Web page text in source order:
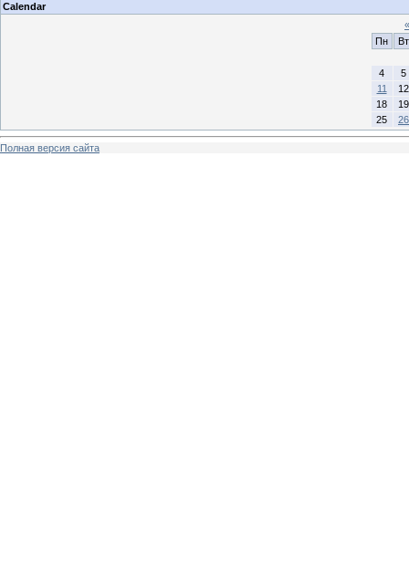
Calendar
«
Пн
Вт
4
5
11
12
18
19
25
26
Полная версия сайта